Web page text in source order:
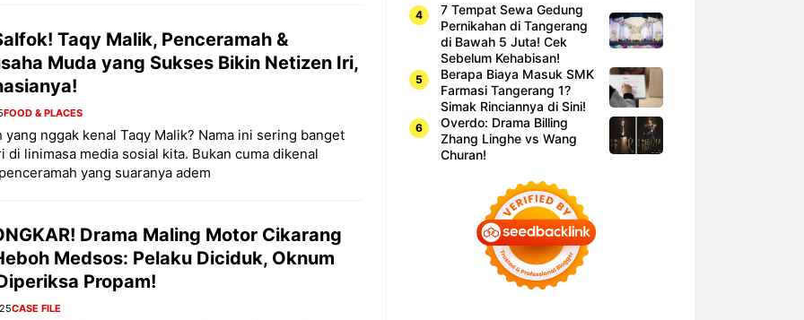
Taqy Malik, Penceramah &
Muda yang Sukses Bikin Netizen Iri,
FOOD & PLACES
yang nggak kenal Taqy Malik? Nama ini sering banget
di linimasa media sosial kita. Bukan cuma dikenal
yang suaranya adem
Drama Maling Motor Cikarang
Medsos: Pelaku Diciduk, Oknum
Propam!
CASE FILE
7 Tempat Sewa Gedung
Pernikahan di Tangerang
di Bawah 5 Juta! Cek
Sebelum Kehabisan!
Berapa Biaya Masuk SMK
Farmasi Tangerang 1?
Simak Rinciannya di Sini!
Overdo: Drama Billing
Zhang Linghe vs Wang
Churan!